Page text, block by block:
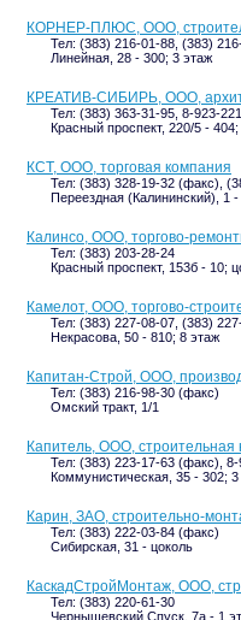
КОРНЕР-ПЛЮС, ООО,
Тел: (383) 216-01-88, (383)
Линейная, 28 - 300; 3 этаж
КРЕАТИВ-СИБИРЬ, ООО,
Тел: (383) 363-31-95, 8-923-
Красный проспект, 220/5 -
КСТ, ООО, торговая компания
Тел: (383) 328-19-32 (факс),
Переездная (Калининский), 1
Калинсо, ООО, торгово-
Тел: (383) 203-28-24
Красный проспект, 153б - 10;
Камелот, ООО, торгово-
Тел: (383) 227-08-07, (383)
Некрасова, 50 - 810; 8 этаж
Капитан-Строй, ООО,
Тел: (383) 216-98-30 (факс)
Омский тракт, 1/1
Капитель, ООО, строительная
Тел: (383) 223-17-63 (факс),
Коммунистическая, 35 - 302; 3
Карин, ЗАО, строительно-
Тел: (383) 222-03-84 (факс)
Сибирская, 31 - цоколь
КаскадСтройМонтаж, ООО,
Тел: (383) 220-61-30
Чернышевский Спуск, 7а - 1